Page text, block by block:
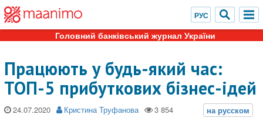
Головний банківський журнал України
Працюють у будь-який час:
ТОП-5 прибуткових бізнес-ідей
24.07.2020 Кристина Труфанова